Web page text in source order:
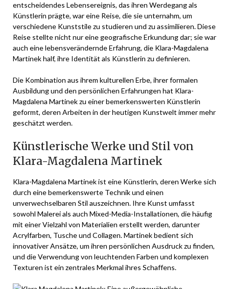
entscheidendes Lebensereignis, das ihren Werdegang als
Künstlerin prägte, war eine Reise, die sie unternahm, um
verschiedene Kunststile zu studieren und zu assimilieren. Diese
Reise stellte nicht nur eine geografische Erkundung dar; sie war
auch eine lebensverändernde Erfahrung, die Klara-Magdalena
Martinek half, ihre Identität als Künstlerin zu definieren.
Die Kombination aus ihrem kulturellen Erbe, ihrer formalen
Ausbildung und den persönlichen Erfahrungen hat Klara-
Magdalena Martinek zu einer bemerkenswerten Künstlerin
geformt, deren Arbeiten in der heutigen Kunstwelt immer mehr
geschätzt werden.
Künstlerische Werke und Stil von
Klara-Magdalena Martinek
Klara-Magdalena Martinek ist eine Künstlerin, deren Werke sich
durch eine bemerkenswerte Technik und einen
unverwechselbaren Stil auszeichnen. Ihre Kunst umfasst
sowohl Malerei als auch Mixed-Media-Installationen, die häufig
mit einer Vielzahl von Materialien erstellt werden, darunter
Acrylfarben, Tusche und Collagen. Martinek bedient sich
innovativer Ansätze, um ihren persönlichen Ausdruck zu finden,
und die Verwendung von leuchtenden Farben und komplexen
Texturen ist ein zentrales Merkmal ihres Schaffens.